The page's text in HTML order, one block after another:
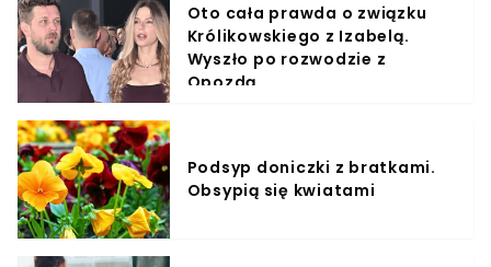
Oto cała prawda o związku
Królikowskiego z Izabelą.
Wyszło po rozwodzie z
Opozdą
Podsyp doniczki z bratkami.
Obsypią się kwiatami